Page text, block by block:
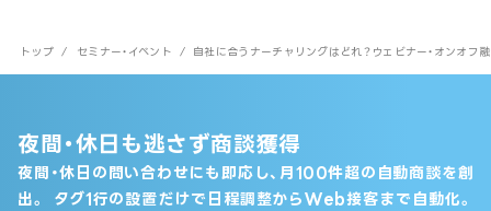
トップ / セミナー・イベント / 自社に合うナーチャリングはどれ？ウェビナー・オンオフ
夜間・休日も逃さず商談獲得
夜間・休日の問い合わせにも即応し、月100件超の自動商談を創
出。
タグ1行の設置だけで日程調整からWeb接客まで自動化。